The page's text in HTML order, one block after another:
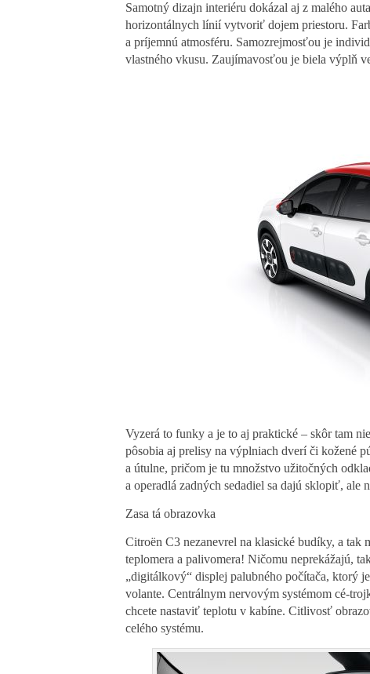
Samotný dizajn interiéru dokázal aj z malého
horizontálnych línií vytvoriť dojem priestoru.
a príjemnú atmosféru. Samozrejmosťou je
vlastného vkusu. Zaujímavosťou je biela výplň
Vyzerá to funky a je to aj praktické – skôr tam
pôsobia aj prelisy na výplniach dverí či kožené
a útulne, pričom je tu množstvo užitočných
a operadlá zadných sedadiel sa dajú sklopiť, ale
Zasa tá obrazovka
Citroën C3 nezanevrel na klasické budíky, a tak
teplomera a palivomera! Ničomu neprekážajú,
„digitálkový“ displej palubného počítača, ktorý
volante. Centrálnym nervovým systémom cé-
chcete nastaviť teplotu v kabíne. Citlivosť
celého systému.